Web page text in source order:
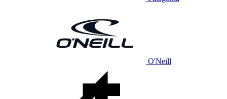
O'Neill